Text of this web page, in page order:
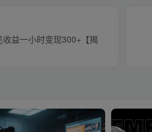
益一小时变现300+【揭